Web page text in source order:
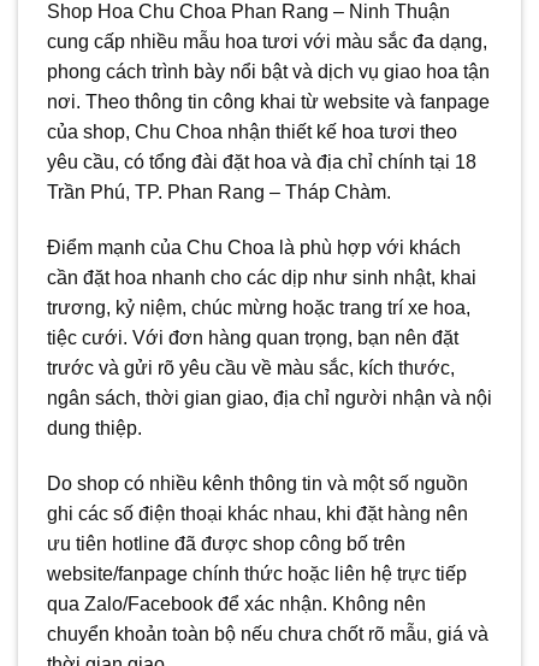
Shop Hoa Chu Choa Phan Rang – Ninh Thuận
cung cấp nhiều mẫu hoa tươi với màu sắc đa dạng,
phong cách trình bày nổi bật và dịch vụ giao hoa tận
nơi. Theo thông tin công khai từ website và fanpage
của shop, Chu Choa nhận thiết kế hoa tươi theo
yêu cầu, có tổng đài đặt hoa và địa chỉ chính tại 18
Trần Phú, TP. Phan Rang – Tháp Chàm.
Điểm mạnh của Chu Choa là phù hợp với khách
cần đặt hoa nhanh cho các dịp như sinh nhật, khai
trương, kỷ niệm, chúc mừng hoặc trang trí xe hoa,
tiệc cưới. Với đơn hàng quan trọng, bạn nên đặt
trước và gửi rõ yêu cầu về màu sắc, kích thước,
ngân sách, thời gian giao, địa chỉ người nhận và nội
dung thiệp.
Do shop có nhiều kênh thông tin và một số nguồn
ghi các số điện thoại khác nhau, khi đặt hàng nên
ưu tiên hotline đã được shop công bố trên
website/fanpage chính thức hoặc liên hệ trực tiếp
qua Zalo/Facebook để xác nhận. Không nên
chuyển khoản toàn bộ nếu chưa chốt rõ mẫu, giá và